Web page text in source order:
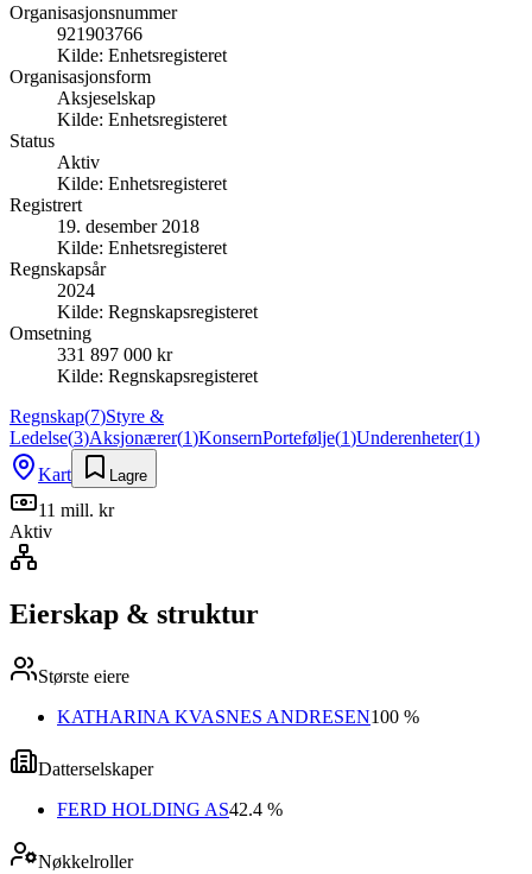
Organisasjonsnummer
921903766
Kilde: Enhetsregisteret
Organisasjonsform
Aksjeselskap
Kilde: Enhetsregisteret
Status
Aktiv
Kilde: Enhetsregisteret
Registrert
19. desember 2018
Kilde: Enhetsregisteret
Regnskapsår
2024
Kilde: Regnskapsregisteret
Omsetning
331 897 000 kr
Kilde: Regnskapsregisteret
Regnskap(7)Styre &
Ledelse(3)Aksjonærer(1)KonsernPortefølje(1)Underenheter(1)
Kart
Lagre
11 mill. kr
Aktiv
Eierskap & struktur
Største eiere
KATHARINA KVASNES ANDRESEN100 %
Datterselskaper
FERD HOLDING AS42.4 %
Nøkkelroller